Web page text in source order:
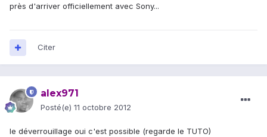
près d'arriver officiellement avec Sony...
Citer
alex971
Posté(e) 11 octobre 2012
le déverrouillage oui c'est possible (regarde le TUTO)